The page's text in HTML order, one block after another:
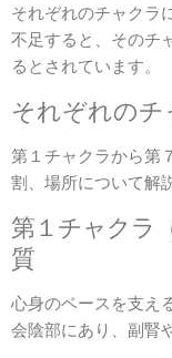
それぞれのチャクラ
不足すると、そのチ
るとされています。
それぞれのチ
第１チャクラから第
割、場所について解
第１ チャクラ
質
心身のベースを支え
会陰部にあり、副腎